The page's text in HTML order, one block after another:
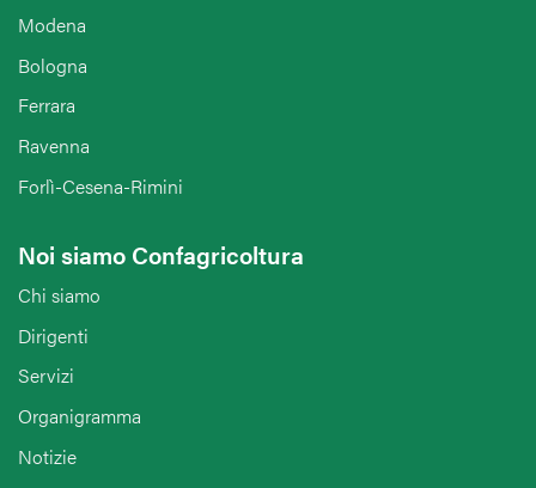
Modena
Bologna
Ferrara
Ravenna
Forlì-Cesena-Rimini
Noi siamo Confagricoltura
Chi siamo
Dirigenti
Servizi
Organigramma
Notizie